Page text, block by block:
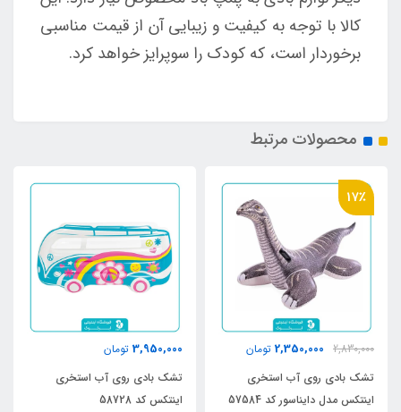
کالا با توجه به کیفیت و زیبایی آن از قیمت مناسبی
برخوردار است، که کودک را سوپرایز خواهد کرد.
محصولات مرتبط
17٪
2,830,000
2,350,000 تومان
تشک بادی روی آب استخری
اینتکس مدل دایناسور کد 57584
3,950,000 تومان
تشک بادی روی آب استخری
اینتکس کد 58728